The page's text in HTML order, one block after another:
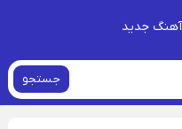
آهنگ جدید
جستجو